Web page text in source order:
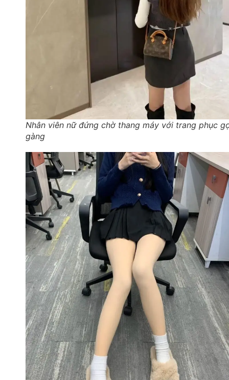
Nhân viên nữ đứng chờ thang máy với trang phục
gàng